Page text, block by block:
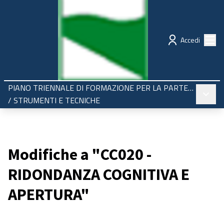
Regione Emilia-Romagna Partecipazione
Accedi
PIANO TRIENNALE DI FORMAZIONE PER LA PARTECIPAZIONE 2025-2027
/ STRUMENTI E TECNICHE
Modifiche a "CC020 -
RIDONDANZA COGNITIVA E
APERTURA"